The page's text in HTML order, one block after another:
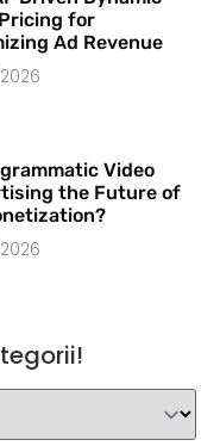
for
Ad Revenue
Video
the Future of